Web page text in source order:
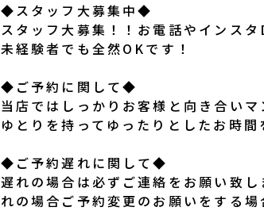
◆スタッフ大募集中◆
スタッフ大募集！！お電話やインス
未経験者でも全然OKです！
◆ご予約に関して◆
当店ではしっかりお客様と向き合い
ゆとりを持ってゆったりとしたお時間
◆ご予約遅れに関して◆
遅れの場合は必ずご連絡をお願い致
れの場合ご予約変更のお願いをする